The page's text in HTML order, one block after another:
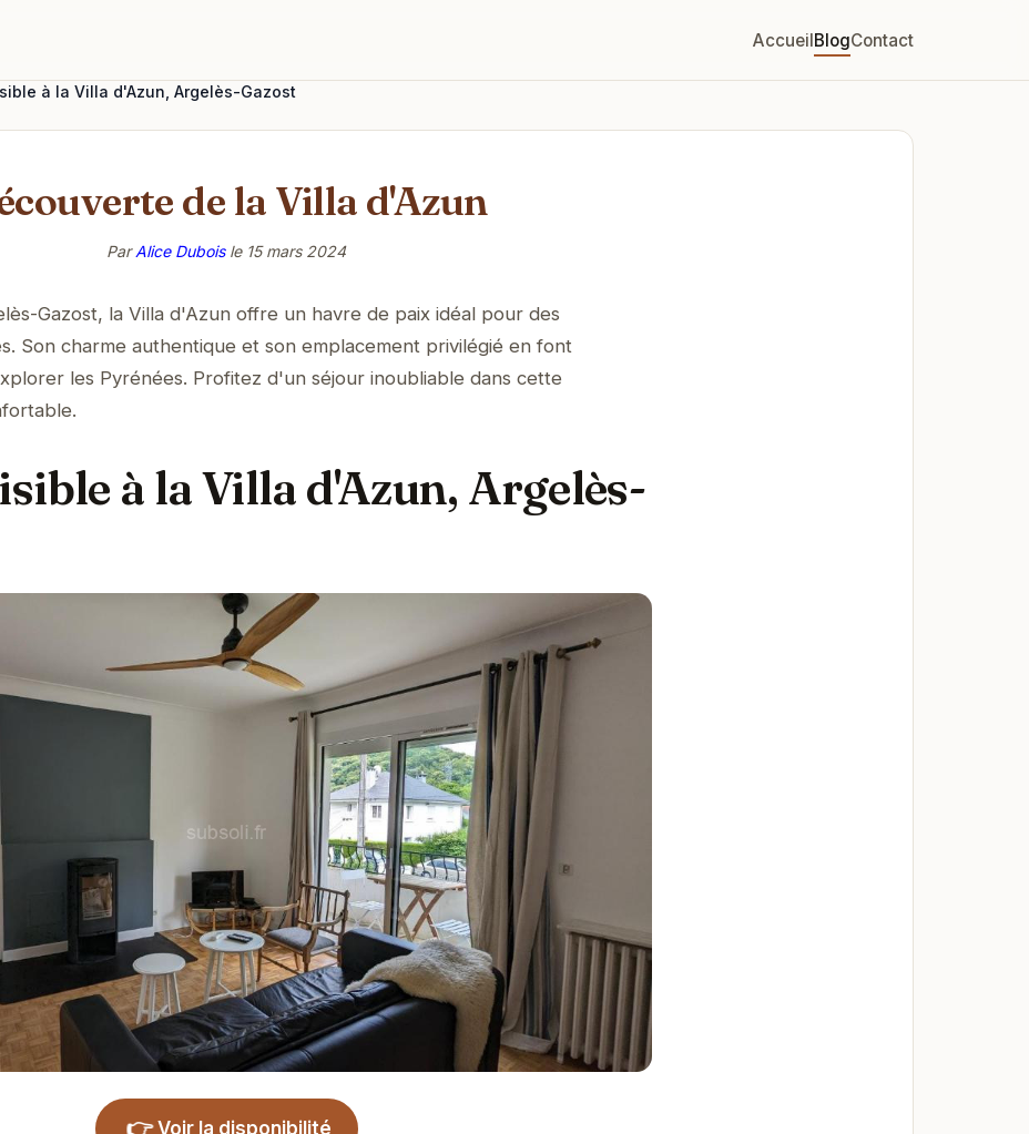
AccueilBlogContact
à la Villa d'Azun, Argelès-Gazost
de la Villa d'Azun
ParAlice Duboisle 15 mars 2024
Gazost, la Villa d'Azun offre un havre de paix idéal pour des
Son charme authentique et son emplacement privilégié en font
les Pyrénées. Profitez d'un séjour inoubliable dans cette
à la Villa d'Azun, Argelès-
Voir la disponibilité